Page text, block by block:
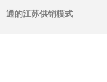
通的江苏供销模式